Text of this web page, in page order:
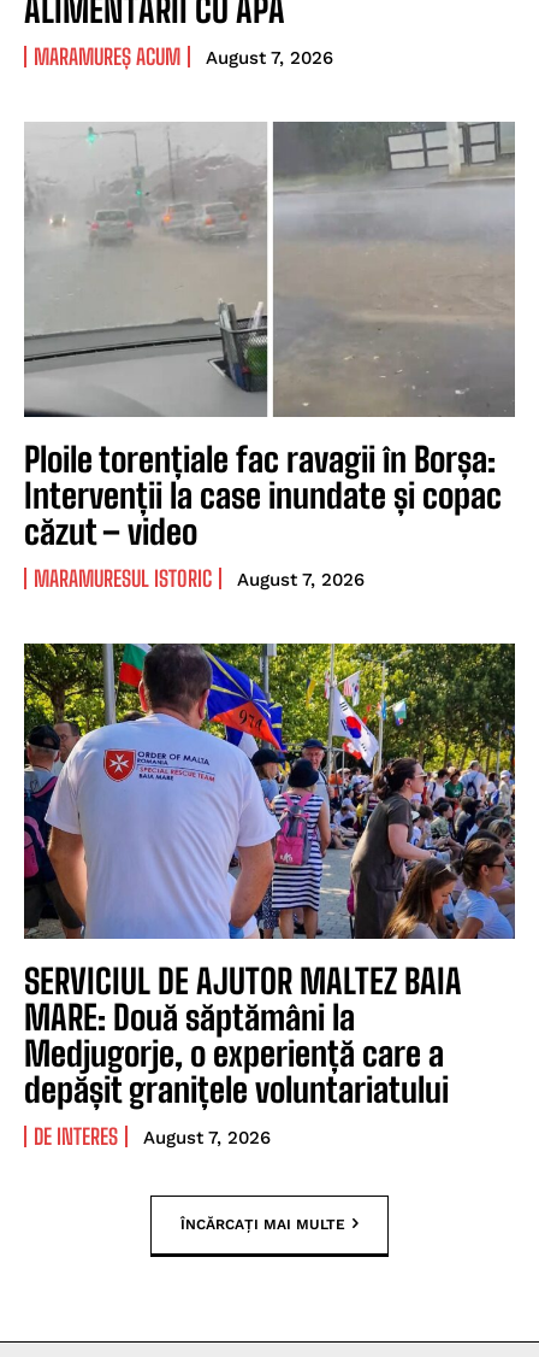
ALIMENTĂRII CU APĂ
MARAMUREȘ ACUM August 7, 2026
Ploile torențiale fac ravagii în Borșa:
Intervenții la case inundate și copac
căzut – video
MARAMURESUL ISTORIC August 7, 2026
SERVICIUL DE AJUTOR MALTEZ BAIA
MARE: Două săptămâni la
Medjugorje, o experiență care a
depășit granițele voluntariatului
DE INTERES August 7, 2026
ÎNCĂRCAȚI MAI MULTE